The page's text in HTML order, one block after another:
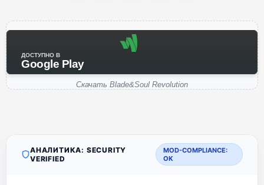
ДОСТУПНО В
Google Play
Скачать Blade&Soul Revolution
АНАЛИТИКА: SECURITY
VERIFIED
MOD-COMPLIANCE:
OK